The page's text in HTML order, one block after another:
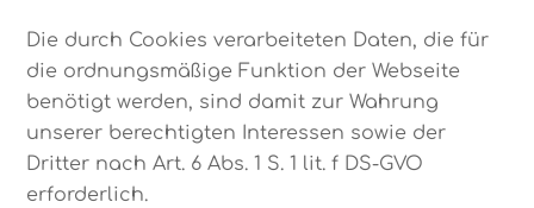
Die durch Cookies verarbeiteten Daten, die für
die ordnungsmäßige Funktion der Webseite
benötigt werden, sind damit zur Wahrung
unserer berechtigten Interessen sowie der
Dritter nach Art. 6 Abs. 1 S. 1 lit. f DS-GVO
erforderlich.